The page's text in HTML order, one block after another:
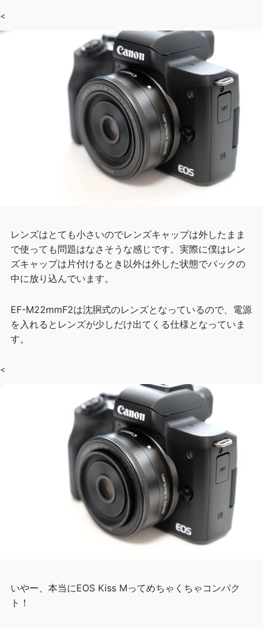
<
レンズはとても小さいのでレンズキャップは外したまま
で使っても問題はなさそうな感じです。実際に僕はレン
ズキャップは片付けるとき以外は外した状態でバックの
中に放り込んでいます。
EF-M22mmF2は沈胴式のレンズとなっているので、電源
を入れるとレンズが少しだけ出てくる仕様となっていま
す。
<
いやー、本当にEOS Kiss Mってめちゃくちゃコンパク
ト！